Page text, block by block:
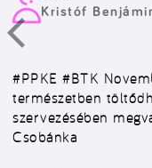
Kristóf
#PPKE #BTK
természetben
szervezésében
Csobánka